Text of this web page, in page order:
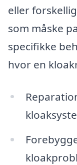
eller
som måske
specifikke
hvor en